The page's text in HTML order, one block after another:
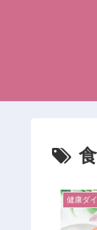
健康ダ